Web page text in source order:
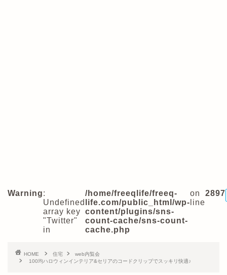
Warning:
Undefined
array key
"Twitter"
in
/home/freeqlife/freeq-
life.com/public_html/wp-
content/plugins/sns-
count-cache/sns-count-
cache.php
on
line
2897
HOME 住宅
web内覧会
100均ハロウィンインテリア&セリアのコードクリップでスッキリ快適♪